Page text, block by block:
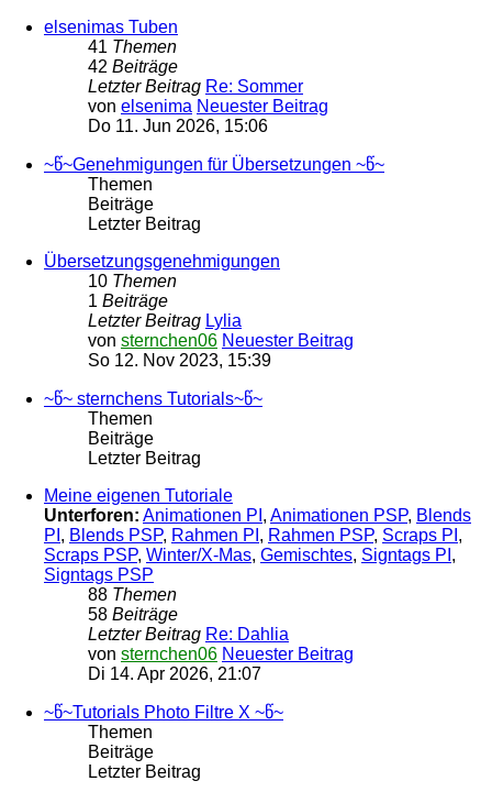
elsenimas Tuben
41 Themen
42 Beiträge
Letzter Beitrag Re: Sommer
von elsenima Neuester Beitrag
Do 11. Jun 2026, 15:06
~წ~Genehmigungen für Übersetzungen ~წ~
Themen
Beiträge
Letzter Beitrag
Übersetzungsgenehmigungen
10 Themen
1 Beiträge
Letzter Beitrag Lylia
von sternchen06 Neuester Beitrag
So 12. Nov 2023, 15:39
~წ~ sternchens Tutorials~წ~
Themen
Beiträge
Letzter Beitrag
Meine eigenen Tutoriale
Unterforen: Animationen PI , Animationen PSP, Blends
PI , Blends PSP, Rahmen PI , Rahmen PSP, Scraps PI ,
Scraps PSP, Winter/X-Mas, Gemischtes, Signtags PI ,
Signtags PSP
88 Themen
58 Beiträge
Letzter Beitrag Re: Dahlia
von sternchen06 Neuester Beitrag
Di 14. Apr 2026, 21:07
~წ~Tutorials Photo Filtre X ~წ~
Themen
Beiträge
Letzter Beitrag